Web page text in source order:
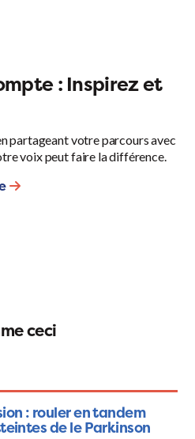
: Inspirez et
partageant votre parcours avec
voix peut faire la différence.
ceci
: rouler en tandem
de le Parkinson